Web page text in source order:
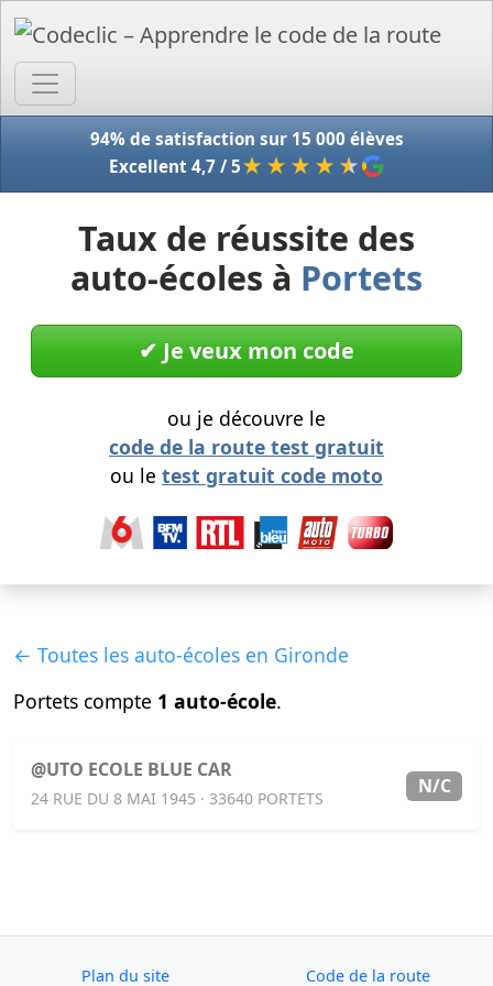
94% de satisfaction sur 15 000 élèves
Excellent 4,7 / 5★★★★ ★
Taux de réussite des
auto-écoles à Portets
✔︎ Je veux mon code
ou je découvre le
code de la route test gratuit
ou le test gratuit code moto
← Toutes les auto-écoles en Gironde
Portets compte 1 auto-école.
@UTO ECOLE BLUE CAR
24 RUE DU 8 MAI 1945 · 33640 PORTETS
N/C
Plan du site Code de la route